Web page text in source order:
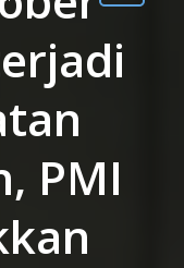
PMI